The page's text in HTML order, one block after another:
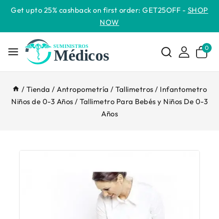
Get upto 25% cashback on first order: GET25OFF - SHOP
NOW
0
/ Tienda / Antropometría / Tallimetros / Infantometro
Niños de 0-3 Años / Tallimetro Para Bebés y Niños De 0-3
Años